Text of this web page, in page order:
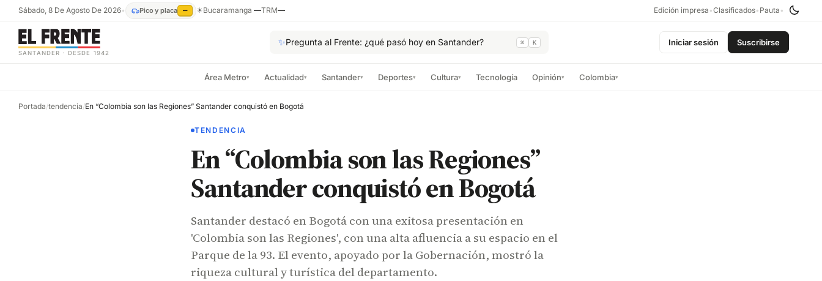
Sábado, 8 De Agosto De 2026• Pico y placa — ☀Bucaramanga—TRM— Edición impresa •Clasificados• Pauta •
SANTANDER · DESDE 1942
✨Pregunta al Frente: ¿qué pasó hoy en Santander? ⌘ K Iniciar sesión Suscribirse
Área Metro▾ Actualidad▾ Santander▾ Deportes▾ Cultura▾ Tecnología Opinión▾ Colombia▾
Portada/tendencia/En “Colombia son las Regiones” Santander conquistó en Bogotá
TENDENCIA
En “Colombia son las Regiones”
Santander conquistó en Bogotá
Santander destacó en Bogotá con una exitosa presentación en
'Colombia son las Regiones', con una alta afluencia a su espacio en el
Parque de la 93. El evento, apoyado por la Gobernación, mostró la
riqueza cultural y turística del departamento.